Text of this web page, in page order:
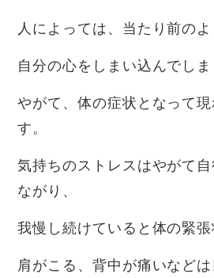
人によっては、当たり前のよ
自分の心をしまい込んでし
やがて、体の症状となって
す。
気持ちのストレスはやがて
ながり、
我慢し続けていると体の緊
肩がこる、背中が痛いなど